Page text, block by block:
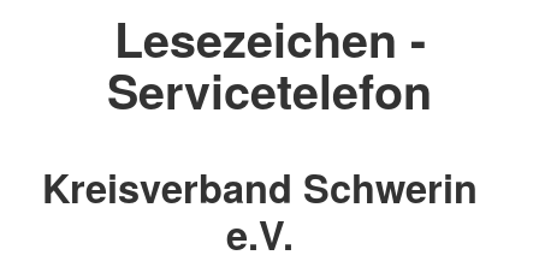
Lesezeichen -
Servicetelefon
Kreisverband Schwerin
e.V.